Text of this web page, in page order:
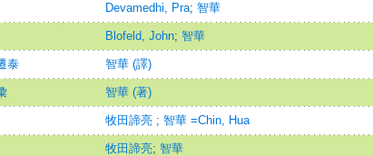
Devamedhi, Pra; 智華
Blofeld, John; 智華
泰 智華 (譯)
智華 (著)
牧田諦亮 ; 智華 =Chin, Hua
牧田諦亮; 智華